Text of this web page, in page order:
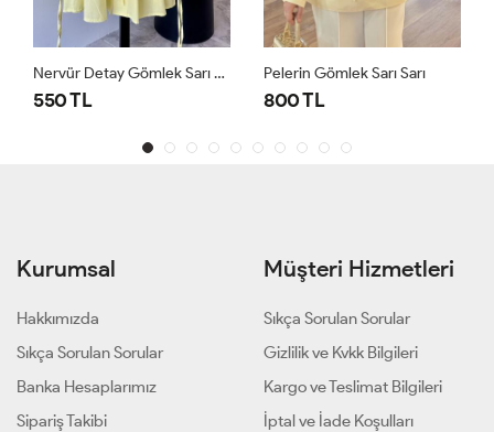
Pelerin Gömlek Sarı Sarı
800 TL 800 TL
Kurumsal
Hakkımızda
Sıkça Sorulan Sorular
Banka Hesaplarımız
Sipariş Takibi
Müşteri Hizmetleri
Sıkça Sorulan Sorular
Gizlilik ve Kvkk Bilgileri
Kargo ve Teslimat Bilgileri
İptal ve İade Koşulları